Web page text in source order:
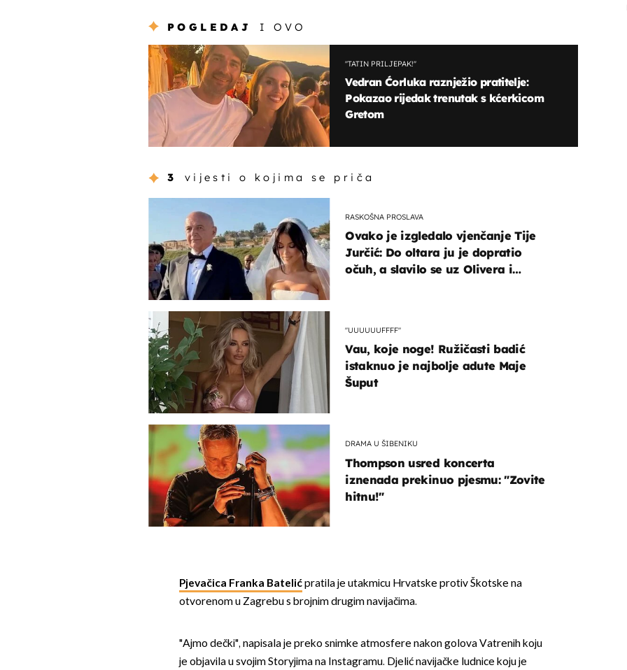
POGLEDAJ I OVO
''TATIN PRILJEPAK!''
Vedran Ćorluka raznježio pratitelje:
Pokazao rijedak trenutak s kćerkicom
Gretom
3 vijesti o kojima se priča
RASKOŠNA PROSLAVA
Ovako je izgledalo vjenčanje Tije
Jurčić: Do oltara ju je dopratio
očuh, a slavilo se uz Olivera i
"UUUUUUFFFF"
Vau, koje noge! Ružičasti badić
istaknuo je najbolje adute Maje
Šuput
DRAMA U ŠIBENIKU
Thompson usred koncerta
iznenada prekinuo pjesmu: "Zovite
hitnu!"
Pjevačica Franka Batelićpratila je utakmicu Hrvatske protiv Škotske na
otvorenom u Zagrebu s brojnim drugim navijačima.
"Ajmo dečki", napisala je preko snimke atmosfere nakon golova Vatrenih koju
je objavila u svojim Storyjima na Instagramu. Djelić navijačke ludnice koju je